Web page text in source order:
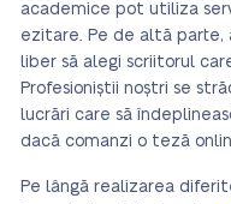
academice pot utiliza
ezitare. Pe de altă parte,
liber să alegi scriitorul
Profesioniștii noștri se
lucrări care să
dacă comanzi o teză
Pe lângă realizarea